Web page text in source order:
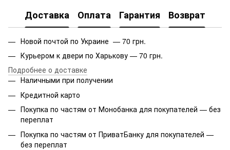
Доставка Оплата Гарантия Возврат
Новой почтой по Украине — 70 грн.
Курьером к двери по Харькову — 70 грн.
Подробнее о доставке
Наличными при получении
Кредитной карто
Покупка по частям от Монобанка для покупателей — без
переплат
Покупка по частям от ПриватБанку для покупателей —
без переплат